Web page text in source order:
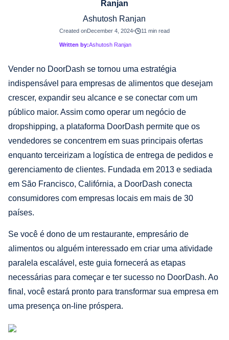
Ashutosh Ranjan
Created onDecember 4, 2024 11 min read
Written by:Ashutosh Ranjan
Vender no DoorDash se tornou uma estratégia
indispensável para empresas de alimentos que desejam
crescer, expandir seu alcance e se conectar com um
público maior. Assim como operar um negócio de
dropshipping, a plataforma DoorDash permite que os
vendedores se concentrem em suas principais ofertas
enquanto terceirizam a logística de entrega de pedidos e
gerenciamento de clientes. Fundada em 2013 e sediada
em São Francisco, Califórnia, a DoorDash conecta
consumidores com empresas locais em mais de 30
países.
Se você é dono de um restaurante, empresário de
alimentos ou alguém interessado em criar uma atividade
paralela escalável, este guia fornecerá as etapas
necessárias para começar e ter sucesso no DoorDash. Ao
final, você estará pronto para transformar sua empresa em
uma presença on-line próspera.